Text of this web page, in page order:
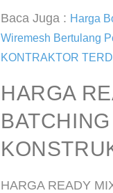
Baca Juga : Harga
Wiremesh Bertulang
KONTRAKTOR
HARGA
HARGA READY